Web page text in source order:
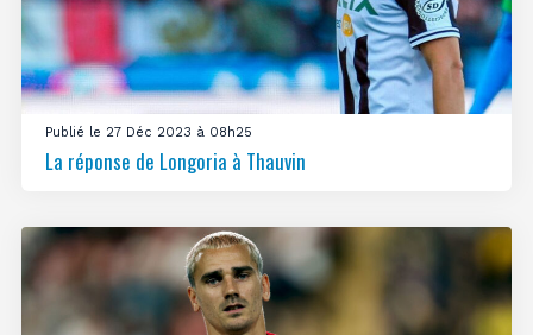
Publié le 27 Déc 2023 à 08h25
La réponse de Longoria à Thauvin